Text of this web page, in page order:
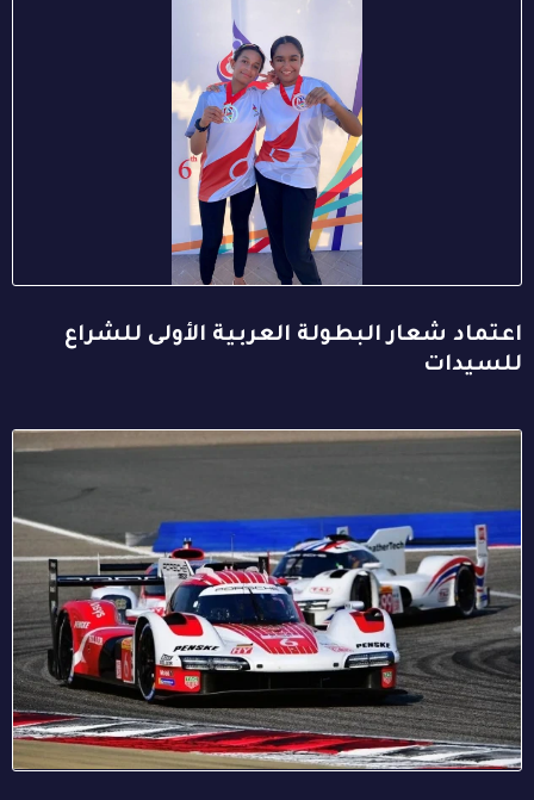
اعتماد شعار البطولة العربية الأولى للشراع
للسيدات